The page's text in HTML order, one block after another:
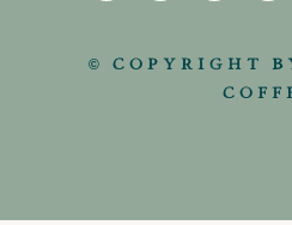
© COPYRIGHT